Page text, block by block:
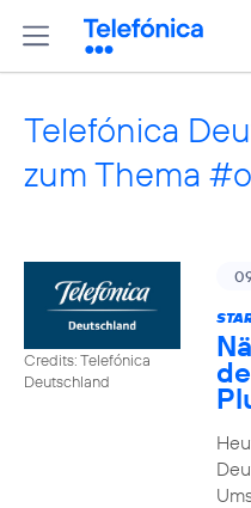
Telefónica
zum Thema
Credits: Telefónica
Deutschland